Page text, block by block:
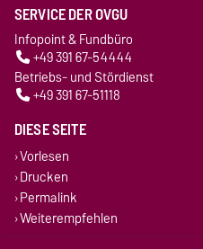
SERVICE DER OVGU
Infopoint & Fundbüro
+49 391 67-54444
Betriebs- und Stördienst
+49 391 67-51118
DIESE SEITE
Vorlesen
Drucken
Permalink
Weiterempfehlen